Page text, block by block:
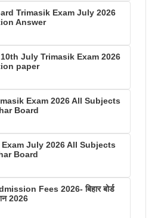
Trimasik Exam July 2026
Answer
July Trimasik Exam 2026
paper
Exam 2026 All Subjects
Board
July 2026 All Subjects
Board
Fees 2026- बिहार बोर्ड
2026